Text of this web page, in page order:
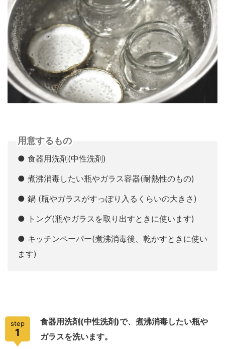
用意するもの
● 食器用洗剤(中性洗剤)
● 煮沸消毒したい瓶やガラス容器(耐熱性のもの)
● 鍋 (瓶やガラスがすっぽり入るくらいの大きさ)
● トング(瓶やガラスを取り出すときに使います)
● キッチンペーパー(煮沸消毒後、乾かすときに使い
ます)
step
1
食器用洗剤(中性洗剤)で、煮沸消毒したい瓶や
ガラスを洗います。